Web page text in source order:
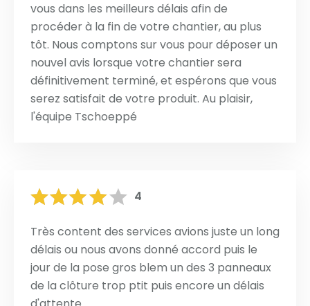
vous dans les meilleurs délais afin de
procéder à la fin de votre chantier, au plus
tôt. Nous comptons sur vous pour déposer un
nouvel avis lorsque votre chantier sera
définitivement terminé, et espérons que vous
serez satisfait de votre produit. Au plaisir,
l'équipe Tschoeppé
4
Très content des services avions juste un long
délais ou nous avons donné accord puis le
jour de la pose gros blem un des 3 panneaux
de la clôture trop ptit puis encore un délais